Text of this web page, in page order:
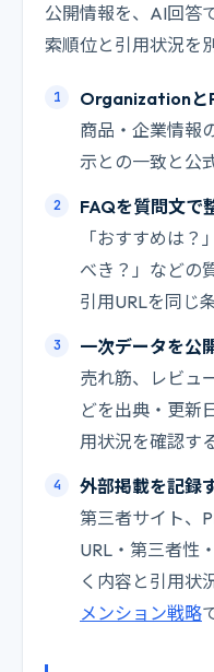
公開情報を、AI回答
索順位と引用状況を
Organizationと
商品・企業情報
示との一致と公
FAQを質問文で
「おすすめは
べき？」などの
引用URLを同じ
一次データを公
売れ筋、レビュ
どを出典・更新
用状況を確認する
外部掲載を記録
第三者サイト、
URL・第三者性
く内容と引用状
メンション戦略